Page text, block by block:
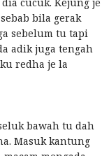
bila gerak
sebelum tu tapi
adik juga tengah
redha je la
bawah tu dah
Masuk kantung